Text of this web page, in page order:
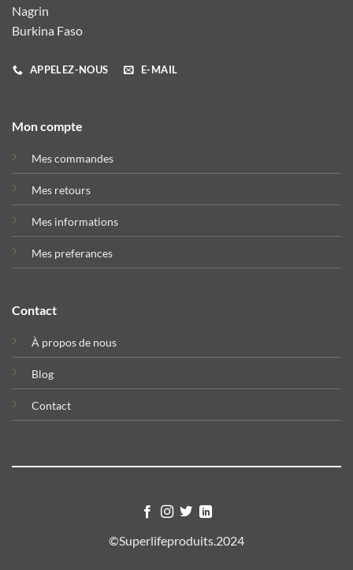
Nagrin
Burkina Faso
APPELEZ-NOUS E-MAIL
Mon compte
Mes commandes
Mes retours
Mes informations
Mes preferances
Contact
À propos de nous
Blog
Contact
©Superlifeproduits.2024